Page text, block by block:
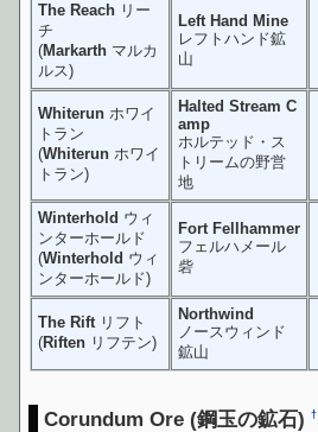
The Reachリー
チ
(Markarthマルカ
ルス)
Left Hand Mine
レフトハンド鉱
山
Whiterunホワイ
トラン
(Whiterunホワイ
トラン)
Halted Stream C
amp
ホルテッド・ス
トリームの野営
地
Winterhold ウィ
ンターホールド
(Winterhold ウィ
ンターホールド)
Fort Fellhammer
フェルハメール
砦
The Riftリフト
(Riftenリフテン)
Northwind
ノースウィンド
鉱山
Corundum Ore (鋼玉の鉱石)†